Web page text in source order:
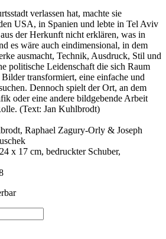
verlassen hat, machte sie
USA, in Spanien und lebte in Tel Aviv
der Herkunft nicht erklären, was in
es wäre auch eindimensional, in dem
ausmacht, Technik, Ausdruck, Stil und
politische Leidenschaft die sich Raum
transformiert, eine einfache und
Dennoch spielt der Ort, an dem
oder eine andere bildgebende Arbeit
(Text: Jan Kuhlbrodt)
Raphael Zagury-Orly & Joseph
x 17 cm, bedruckter Schuber,